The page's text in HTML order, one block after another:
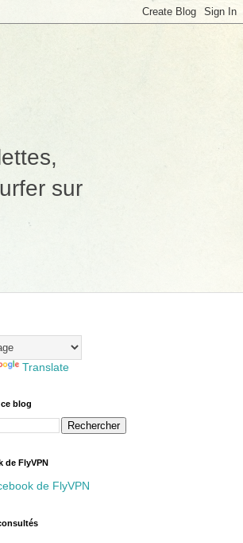
sur
Translate
blog
de FlyVPN
de FlyVPN